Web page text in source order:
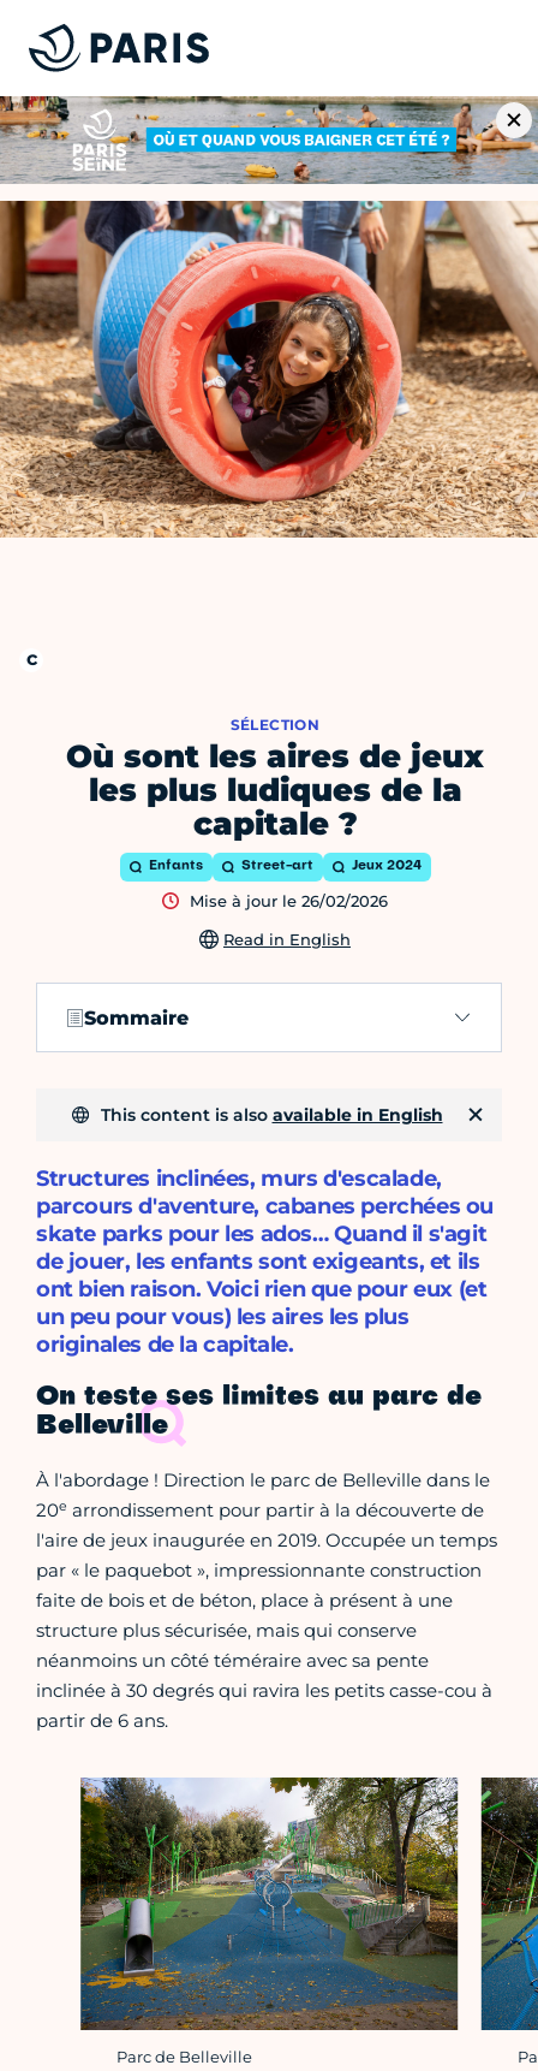
Où sont les aires de jeux
les plus ludiques de la
capitale ?
SÉLECTION
Enfants Street-art Jeux 2024
Mise à jour le 26/02/2026
Read in English
Sommaire
This content is also available in English
Structures inclinées, murs d'escalade,
parcours d'aventure, cabanes perchées ou
skate parks pour les ados… Quand il s'agit
de jouer, les enfants sont exigeants, et ils
ont bien raison. Voici rien que pour eux (et
un peu pour vous) les aires les plus
originales de la capitale.
On teste ses limites au parc de
Belleville
À l'abordage ! Direction le parc de Belleville dans le
20e arrondissement pour partir à la découverte de
l'aire de jeux inaugurée en 2019. Occupée un temps
par « le paquebot », impressionnante construction
faite de bois et de béton, place à présent à une
structure plus sécurisée, mais qui conserve
néanmoins un côté téméraire avec sa pente
inclinée à 30 degrés qui ravira les petits casse-cou à
partir de 6 ans.
Parc de Belleville